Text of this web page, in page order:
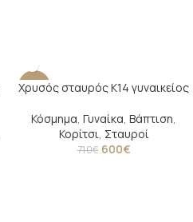
-15%
Χρυσός σταυρός Κ14 γυναικείος
Κόσμημα, Γυναίκα, Βάπτιση,
Κορίτσι, Σταυροί
710€ 600€